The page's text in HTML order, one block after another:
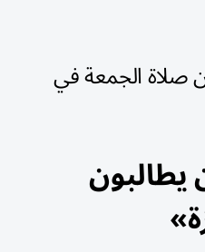
صلاة الجمعة في
يطالبون